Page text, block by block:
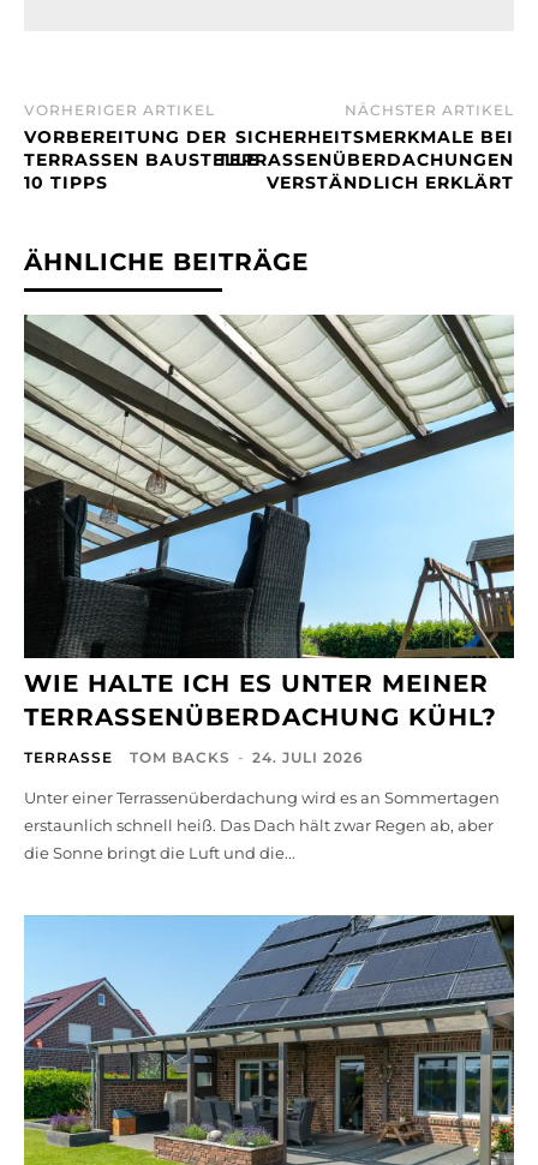
VORHERIGER ARTIKEL
VORBEREITUNG DER
TERRASSEN BAUSTELLE
10 TIPPS
NÄCHSTER ARTIKEL
SICHERHEITSMERKMALE BEI
TERRASSENÜBERDACHUNGEN
VERSTÄNDLICH ERKLÄRT
ÄHNLICHE BEITRÄGE
WIE HALTE ICH ES UNTER MEINER
TERRASSENÜBERDACHUNG KÜHL?
TERRASSE TOM BACKS - 24. JULI 2026
Unter einer Terrassenüberdachung wird es an Sommertagen
erstaunlich schnell heiß. Das Dach hält zwar Regen ab, aber
die Sonne bringt die Luft und die...